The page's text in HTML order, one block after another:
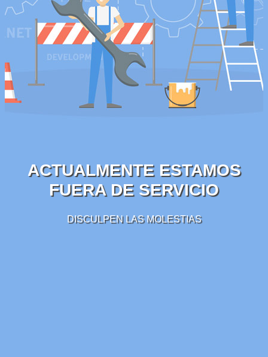
ACTUALMENTE ESTAMOS
FUERA DE SERVICIO
DISCULPEN LAS MOLESTIAS